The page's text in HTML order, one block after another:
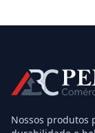
Nossos produtos